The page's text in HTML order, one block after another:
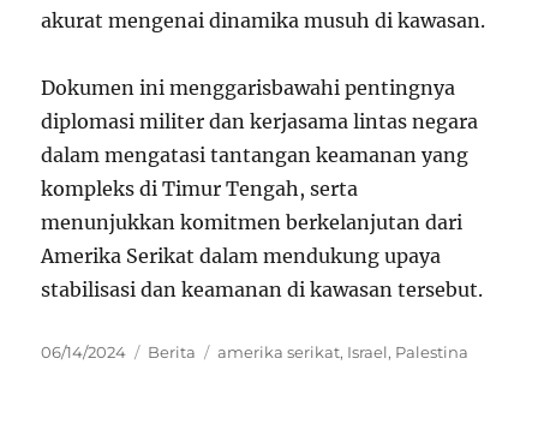
akurat mengenai dinamika musuh di kawasan.
Dokumen ini menggarisbawahi pentingnya
diplomasi militer dan kerjasama lintas negara
dalam mengatasi tantangan keamanan yang
kompleks di Timur Tengah, serta
menunjukkan komitmen berkelanjutan dari
Amerika Serikat dalam mendukung upaya
stabilisasi dan keamanan di kawasan tersebut.
Posted
06/14/2024 Categories
Berita Tags
amerika serikat, Israel, Palestina